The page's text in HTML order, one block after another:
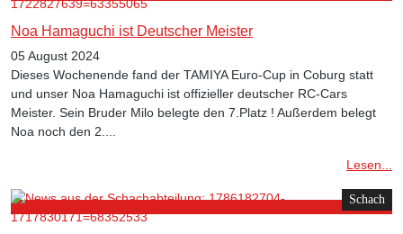
Noa Hamaguchi ist Deutscher Meister
05 August 2024
Dieses Wochenende fand der TAMIYA Euro-Cup in Coburg statt
und unser Noa Hamaguchi ist offizieller deutscher RC-Cars
Meister. Sein Bruder Milo belegte den 7.Platz ! Außerdem belegt
Noa noch den 2....
Lesen...
Schach